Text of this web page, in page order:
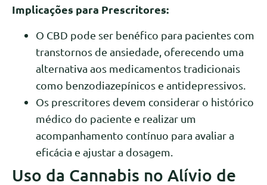
Implicações para Prescritores:
O CBD pode ser benéfico para pacientes com
transtornos de ansiedade, oferecendo uma
alternativa aos medicamentos tradicionais
como benzodiazepínicos e antidepressivos.
Os prescritores devem considerar o histórico
médico do paciente e realizar um
acompanhamento contínuo para avaliar a
eficácia e ajustar a dosagem.
Uso da Cannabis no Alívio de